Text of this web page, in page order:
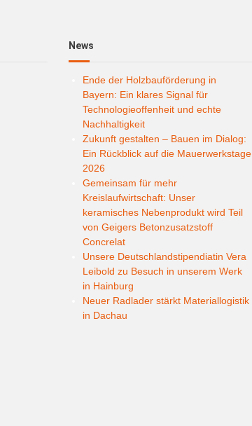
News
Ende der Holzbauförderung in
Bayern: Ein klares Signal für
Technologieoffenheit und echte
Nachhaltigkeit
Zukunft gestalten – Bauen im Dialog:
Ein Rückblick auf die Mauerwerkstage
2026
Gemeinsam für mehr
Kreislaufwirtschaft: Unser
keramisches Nebenprodukt wird Teil
von Geigers Betonzusatzstoff
Concrelat
Unsere Deutschlandstipendiatin Vera
Leibold zu Besuch in unserem Werk
in Hainburg
Neuer Radlader stärkt Materiallogistik
in Dachau